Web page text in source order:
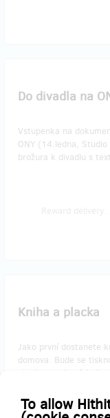
To allow
Do divadla na
Vstupenka na
ONY (14.ledna,
brožura k divadlu s
Kniha a placka
Jako první dostanete
domova. Bude se
placka vyrobená
Reward delivery: on